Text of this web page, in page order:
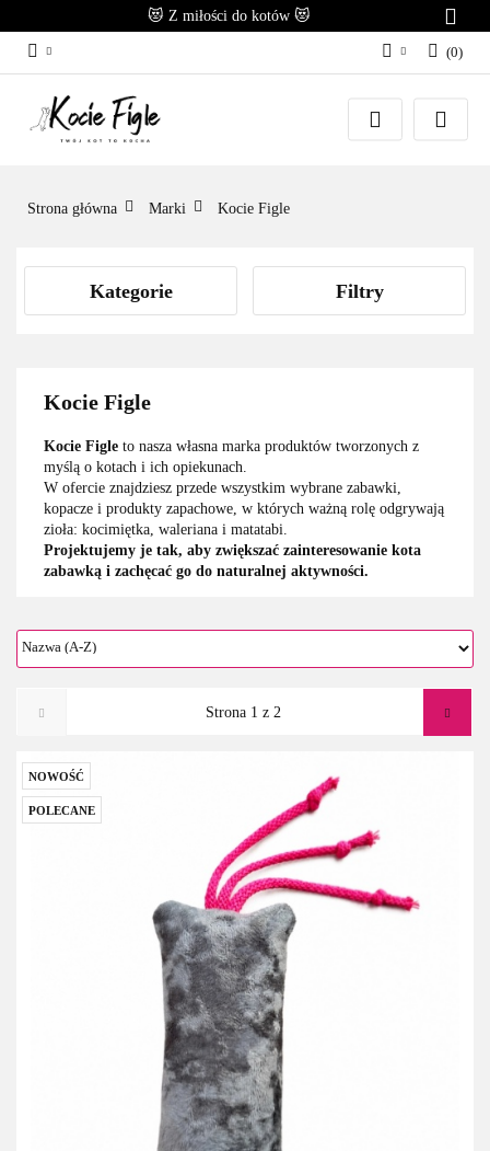
😻 Z miłości do kotów 😻
Zaloguj się
Załóż konto
(0)
Strona główna Marki Kocie Figle
Kategorie Filtry
Kocie Figle
Kocie Figle to nasza własna marka produktów tworzonych z
myślą o kotach i ich opiekunach.
W ofercie znajdziesz przede wszystkim wybrane zabawki,
kopacze i produkty zapachowe, w których ważną rolę odgrywają
zioła: kocimiętka, waleriana i matatabi.
Projektujemy je tak, aby zwiększać zainteresowanie kota
zabawką i zachęcać go do naturalnej aktywności.
NOWOŚĆ
POLECANE